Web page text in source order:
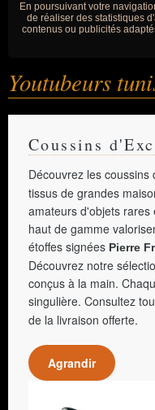
En poursuivant votre
de réaliser des statistiques
contenus ou publicités
Youtubeurs
Coussins
Découvrez les coussins
tissus de grandes
amateurs d'objets
haut de gamme
étoffes signées Pierre
Découvrez notre
conçus à la main.
singulière. Consultez
de la livraison offerte.
Agrandir